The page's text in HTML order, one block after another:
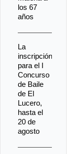
los 67
años
La
inscripción
para el I
Concurso
de Baile
de El
Lucero,
hasta el
20 de
agosto